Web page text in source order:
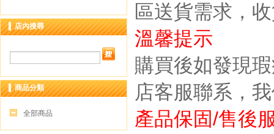
店內搜尋
商品分類
全部商品
區送貨需求，
溫馨提示
購買後如發現
店客服聯系，
產品保固/售後